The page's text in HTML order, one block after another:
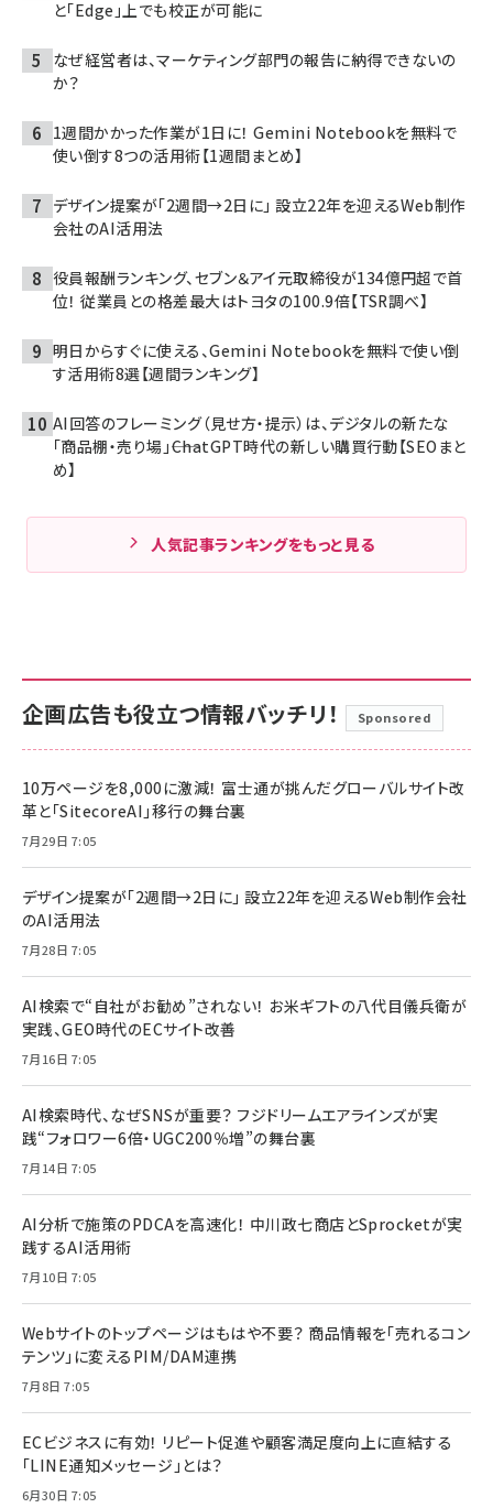
と「Edge」上でも校正が可能に
なぜ経営者は、マーケティング部門の報告に納得できないの
か？
1週間かかった作業が1日に！ Gemini Notebookを無料で
使い倒す8つの活用術【1週間まとめ】
デザイン提案が「2週間→2日に」 設立22年を迎えるWeb制作
会社のAI活用法
役員報酬ランキング、セブン＆アイ元取締役が134億円超で首
位！ 従業員との格差最大はトヨタの100.9倍【TSR調べ】
明日からすぐに使える、Gemini Notebookを無料で使い倒
す活用術8選【週間ランキング】
AI回答のフレーミング（見せ方・提示）は、デジタルの新たな
「商品棚・売り場」――ChatGPT時代の新しい購買行動【SEOまと
め】
人気記事ランキングをもっと見る
企画広告も役立つ情報バッチリ！ Sponsored
10万ページを8,000に激減！ 富士通が挑んだグローバルサイト改
革と「SitecoreAI」移行の舞台裏
7月29日 7:05
デザイン提案が「2週間→2日に」 設立22年を迎えるWeb制作会社
のAI活用法
7月28日 7:05
AI検索で“自社がお勧め”されない！ お米ギフトの八代目儀兵衛が
実践、GEO時代のECサイト改善
7月16日 7:05
AI検索時代、なぜSNSが重要？ フジドリームエアラインズが実
践“フォロワー6倍・UGC200％増”の舞台裏
7月14日 7:05
AI分析で施策のPDCAを高速化！ 中川政七商店とSprocketが実
践するAI活用術
7月10日 7:05
Webサイトのトップページはもはや不要？ 商品情報を「売れるコン
テンツ」に変えるPIM/DAM連携
7月8日 7:05
ECビジネスに有効！ リピート促進や顧客満足度向上に直結する
「LINE通知メッセージ」とは？
6月30日 7:05